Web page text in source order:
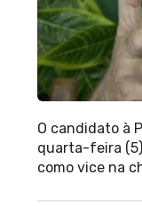
O candidato à
quarta-feira
como vice na